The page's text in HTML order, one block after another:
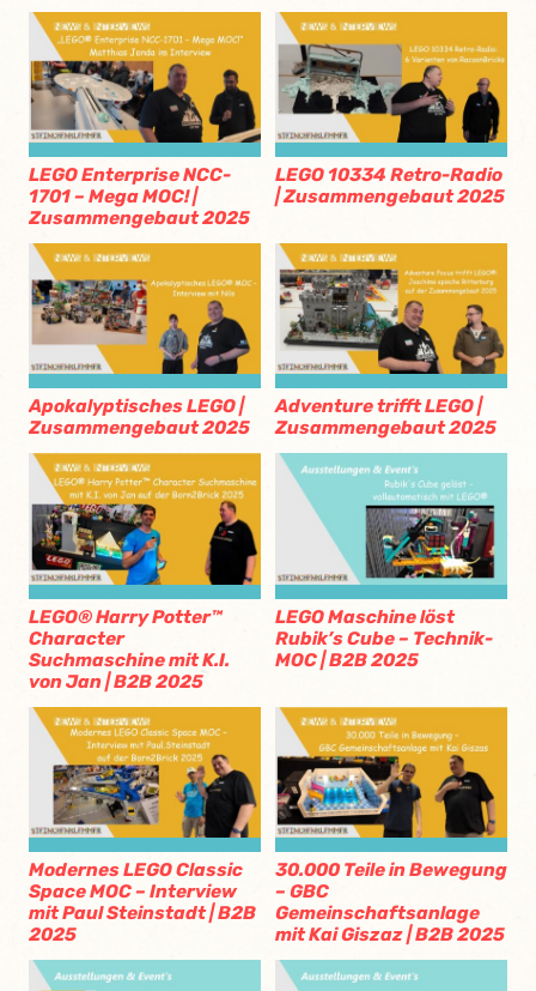
LEGO Enterprise NCC-
1701 – Mega MOC! |
Zusammengebaut 2025
LEGO 10334 Retro-Radio
| Zusammengebaut 2025
Apokalyptisches LEGO |
Zusammengebaut 2025
Adventure trifft LEGO |
Zusammengebaut 2025
LEGO® Harry Potter™
Character
Suchmaschine mit K.I.
von Jan | B2B 2025
LEGO Maschine löst
Rubik’s Cube – Technik-
MOC | B2B 2025
Modernes LEGO Classic
Space MOC – Interview
mit Paul Steinstadt | B2B
2025
30.000 Teile in Bewegung
– GBC
Gemeinschaftsanlage
mit Kai Giszaz | B2B 2025